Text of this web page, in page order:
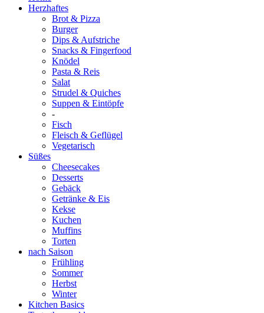
Herzhaftes
Brot & Pizza
Burger
Dips & Aufstriche
Snacks & Fingerfood
Knödel
Pasta & Reis
Salat
Strudel & Quiches
Suppen & Eintöpfe
-
Fisch
Fleisch & Geflügel
Vegetarisch
Süßes
Cheesecakes
Desserts
Gebäck
Getränke & Eis
Kekse
Kuchen
Muffins
Torten
nach Saison
Frühling
Sommer
Herbst
Winter
Kitchen Basics